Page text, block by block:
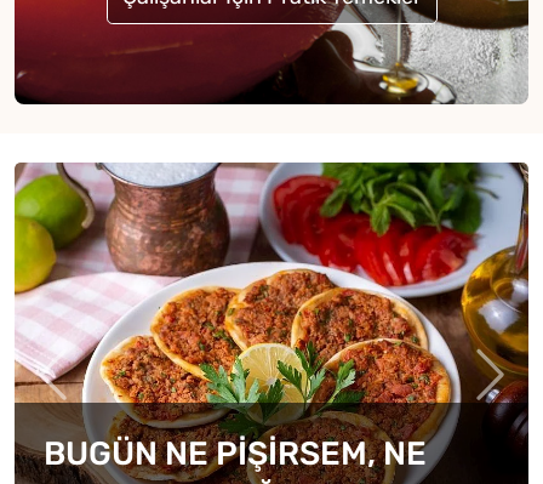
BUGÜN NE PİŞİRSEM, NE
YAPSAM? 8 AĞUSTOS 2026